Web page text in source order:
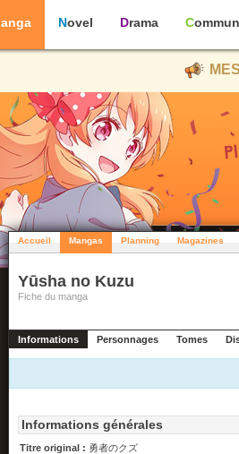
Manga Novel Drama
Accueil Mangas Planning Magazines
Yūsha no Kuzu
Fiche du manga
Informations Personnages Tomes
Informations générales
Titre original : 勇者のクズ